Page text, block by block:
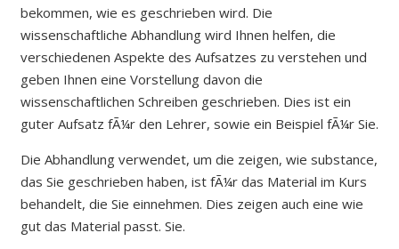
bekommen, wie es geschrieben wird. Die
wissenschaftliche Abhandlung wird Ihnen helfen, die
verschiedenen Aspekte des Aufsatzes zu verstehen und
geben Ihnen eine Vorstellung davon die
wissenschaftlichen Schreiben geschrieben. Dies ist ein
guter Aufsatz fÃ¼r den Lehrer, sowie ein Beispiel fÃ¼r Sie.
Die Abhandlung verwendet, um die zeigen, wie substance,
das Sie geschrieben haben, ist fÃ¼r das Material im Kurs
behandelt, die Sie einnehmen. Dies zeigen auch eine wie
gut das Material passt. Sie.